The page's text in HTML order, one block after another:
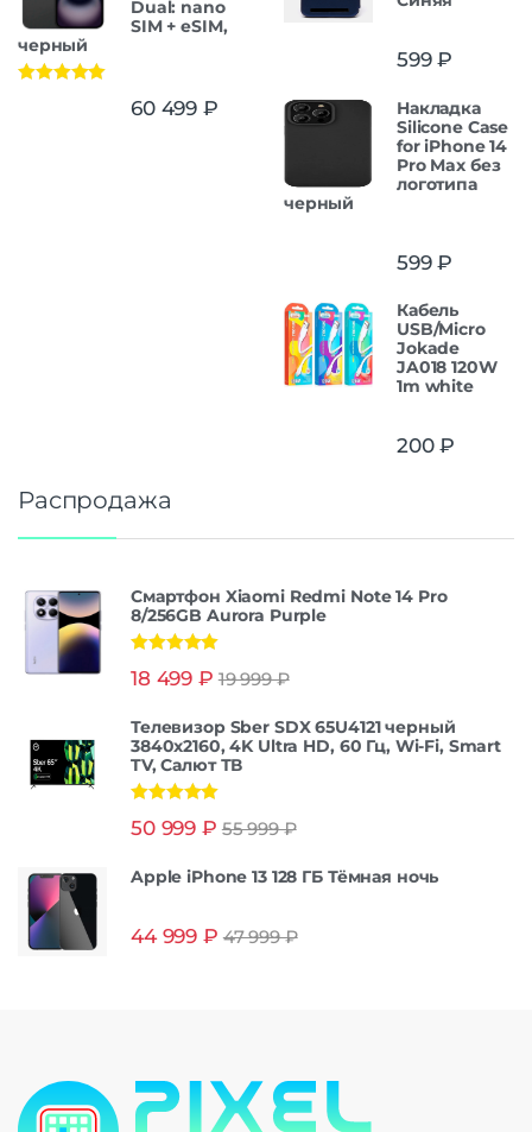
Dual: nano
SIM + eSIM,
черный
60 499 ₽
599₽
Накладка
Silicone Case
for iPhone 14
Pro Max без
логотипа
черный
599₽
Кабель
USB/Micro
Jokade
JA018 120W
1m white
200₽
Распродажа
Смартфон Xiaomi Redmi Note 14 Pro
8/256GB Aurora Purple
из 5
18 499 ₽ 19 999₽
Телевизор Sber SDX 65U4121 черный
3840x2160, 4K Ultra HD, 60 Гц, Wi-Fi, Smart
TV, Салют ТВ
из 5
50 999 ₽ 55 999₽
Apple iPhone 13 128 ГБ Тёмная ночь
44 999 ₽ 47 999₽